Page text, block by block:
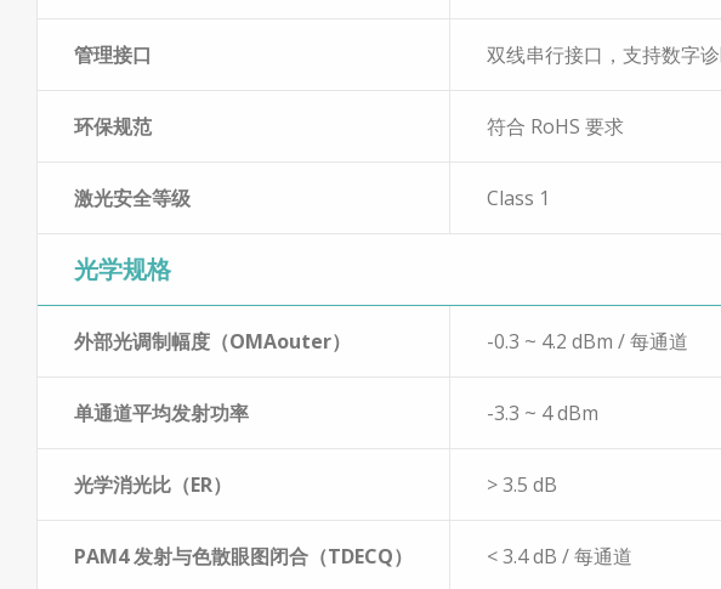
管理接口 双线串行接口，支持数字
环保规范 符合 RoHS 要求
激光安全等级 Class 1
光学规格
外部光调制幅度（OMAouter） -0.3 ~ 4.2 dBm / 每通道
单通道平均发射功率 -3.3 ~ 4 dBm
光学消光比（ER） > 3.5 dB
PAM4 发射与色散眼图闭合（TDECQ） < 3.4 dB / 每通道